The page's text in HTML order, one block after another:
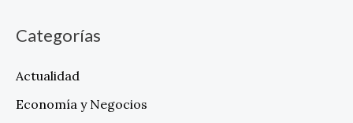
Categorías
Actualidad
Economía y Negocios